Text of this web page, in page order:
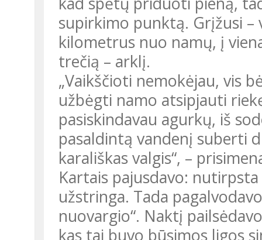
supirkimo punktą. Grįžusi –
kilometrus nuo namų, į
trečią – arklį.
„Vaikščioti nemokėjau, vis
užbėgti namo atsipjauti
pasiskindavau agurkų, iš
pasaldintą vandenį suberti
karališkas valgis“, –
Kartais pajusdavo:
užstringa. Tada
nuovargio“. Naktį
kas tai buvo būsimos ligos